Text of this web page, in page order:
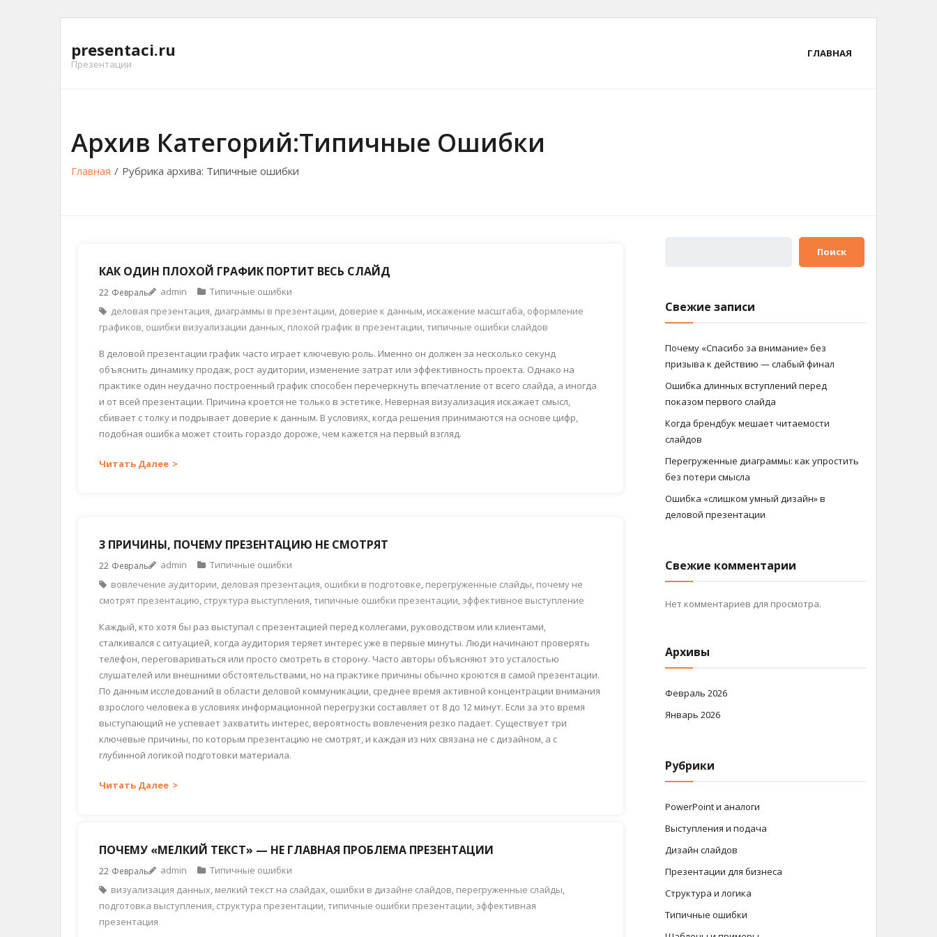
содержимому
presentaci.ru
Презентации
ГЛАВНАЯ
Архив Категорий:Типичные Ошибки
Главная / Рубрика архива: Типичные ошибки
КАК ОДИН ПЛОХОЙ ГРАФИК ПОРТИТ ВЕСЬ СЛАЙД
22 Февраль admin
Типичные ошибки
деловая презентация, диаграммы в презентации, доверие к данным, искажение масштаба, оформление
графиков, ошибки визуализации данных, плохой график в презентации,типичные ошибки слайдов
В деловой презентации график часто играет ключевую роль. Именно он должен за несколько секунд
объяснить динамику продаж, рост аудитории, изменение затрат или эффективность проекта. Однако на
практике один неудачно построенный график способен перечеркнуть впечатление от всего слайда, а иногда
и от всей презентации. Причина кроется не только в эстетике. Неверная визуализация искажает смысл,
сбивает с толку и подрывает доверие к данным. В условиях, когда решения принимаются на основе цифр,
подобная ошибка может стоить гораздо дороже, чем кажется на первый взгляд.
Читать Далее
3 ПРИЧИНЫ, ПОЧЕМУ ПРЕЗЕНТАЦИЮ НЕ СМОТРЯТ
22 Февраль admin
Типичные ошибки
вовлечение аудитории, деловая презентация, ошибки в подготовке, перегруженные слайды, почему не
смотрят презентацию, структура выступления,типичные ошибки презентации, эффективное выступление
Каждый, кто хотя бы раз выступал с презентацией перед коллегами, руководством или клиентами,
сталкивался с ситуацией, когда аудитория теряет интерес уже в первые минуты. Люди начинают проверять
телефон, переговариваться или просто смотреть в сторону. Часто авторы объясняют это усталостью
слушателей или внешними обстоятельствами, но на практике причины обычно кроются в самой презентации.
По данным исследований в области деловой коммуникации, среднее время активной концентрации внимания
взрослого человека в условиях информационной перегрузки составляет от 8 до 12 минут. Если за это время
выступающий не успевает захватить интерес, вероятность вовлечения резко падает. Существует три
ключевые причины, по которым презентацию не смотрят, и каждая из них связана не с дизайном, а с
глубинной логикой подготовки материала.
Читать Далее
ПОЧЕМУ «МЕЛКИЙ ТЕКСТ» — НЕ ГЛАВНАЯ ПРОБЛЕМА ПРЕЗЕНТАЦИИ
22 Февраль admin
Типичные ошибки
визуализация данных, мелкий текст на слайдах, ошибки в дизайне слайдов, перегруженные слайды,
подготовка выступления, структура презентации,типичные ошибки презентации, эффективная
презентация
Поиск
Свежие записи
Почему «Спасибо за внимание» без
призыва к действию — слабый финал
Ошибка длинных вступлений перед
показом первого слайда
Когда брендбук мешает читаемости
слайдов
Перегруженные диаграммы: как упростить
без потери смысла
Ошибка «слишком умный дизайн» в
деловой презентации
Свежие комментарии
Нет комментариев для просмотра.
Архивы
Февраль 2026
Январь 2026
Рубрики
PowerPoint и аналоги
Выступления и подача
Дизайн слайдов
Презентации для бизнеса
Структура и логика
Типичные ошибки